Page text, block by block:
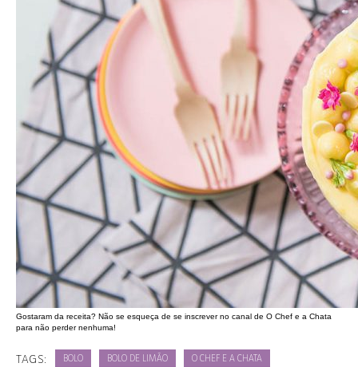
Gostaram da receita? Não se esqueça de se inscrever no canal de O Chef e a Chata
para não perder nenhuma!
TAGS: BOLO BOLO DE LIMÃO O CHEF E A CHATA